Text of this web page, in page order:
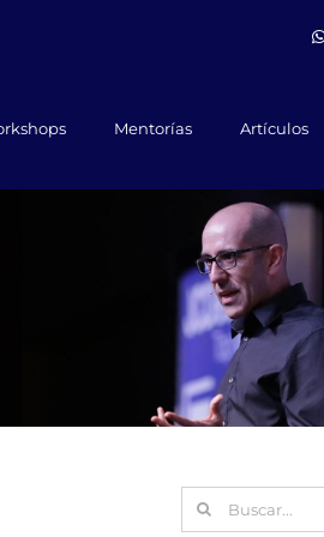
Mentorías Artículos
Buscar: